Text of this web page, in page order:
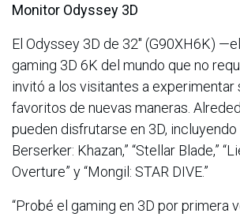
Monitor Odyssey 3D
El Odyssey 3D de 32" (G90XH6K)
gaming 3D 6K del mundo que no
invitó a los visitantes a experimentar
favoritos de nuevas maneras.
pueden disfrutarse en 3D, incluyendo
Berserker: Khazan,” “Stellar Blade,”
Overture” y “Mongil: STAR DIVE.”
“Probé el gaming en 3D por primera